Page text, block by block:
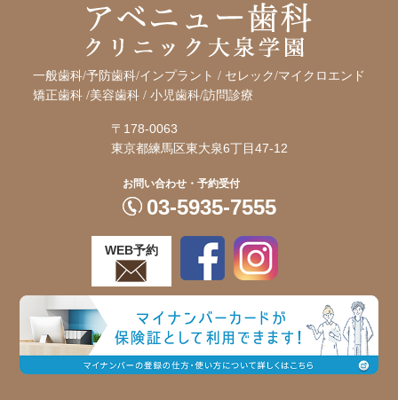
一般歯科/予防歯科/インプラント / セレック/マイクロエンド
矯正歯科 /美容歯科 / 小児歯科/訪問診療
〒178-0063
東京都練馬区東大泉6丁目47-12
お問い合わせ・予約受付
03-5935-7555
WEB予約